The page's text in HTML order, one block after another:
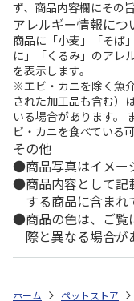
ず、商品内容欄にその
アレルギー情報につ
商品に「小麦」「そば
に」「くるみ」のアレ
を表示します。
※エビ・カニを除く魚
された加工品も含む）
いる場合があります。
ビ・カニを食べている
その他
商品写真はイメー
商品内容として
する商品に含まれ
商品の色は、ご
際と異なる場合が
ホーム ペットストア